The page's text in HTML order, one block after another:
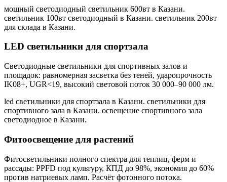
мощный светодиодный светильник 600вт в Казани.
светильник 100вт светодиодный в Казани. светильник 200вт
для склада в Казани.
LED светильники для спортзала
Светодиодные светильники для спортивных залов и
площадок: равномерная засветка без теней, ударопрочность
IK08+, UGR<19, высокий световой поток 30 000–90 000 лм.
led светильники для спортзала в Казани. светильники для
спортивного зала в Казани. освещение спортивного зала
светодиодное в Казани.
Фитоосвещение для растений
Фитосветильники полного спектра для теплиц, ферм и
рассады: PPFD под культуру, КПД до 98%, экономия до 60%
против натриевых ламп. Расчёт фотонного потока.